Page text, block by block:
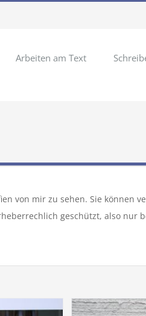
Arbeiten am Text
von mir zu sehen. Sie können
geschützt, also